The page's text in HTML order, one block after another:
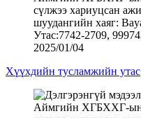
2025/01/04
Хүүхдийн тусламжийн утас